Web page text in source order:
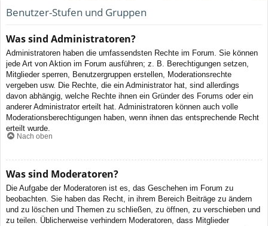
Benutzer-Stufen und Gruppen
Was sind Administratoren?
Administratoren haben die umfassendsten Rechte im Forum. Sie können
jede Art von Aktion im Forum ausführen; z. B. Berechtigungen setzen,
Mitglieder sperren, Benutzergruppen erstellen, Moderationsrechte
vergeben usw. Die Rechte, die ein Administrator hat, sind allerdings
davon abhängig, welche Rechte ihnen ein Gründer des Forums oder ein
anderer Administrator erteilt hat. Administratoren können auch volle
Moderationsberechtigungen haben, wenn ihnen das entsprechende Recht
erteilt wurde.
Nach oben
Was sind Moderatoren?
Die Aufgabe der Moderatoren ist es, das Geschehen im Forum zu
beobachten. Sie haben das Recht, in ihrem Bereich Beiträge zu ändern
und zu löschen und Themen zu schließen, zu öffnen, zu verschieben und
zu teilen. Üblicherweise verhindern Moderatoren, dass Mitglieder